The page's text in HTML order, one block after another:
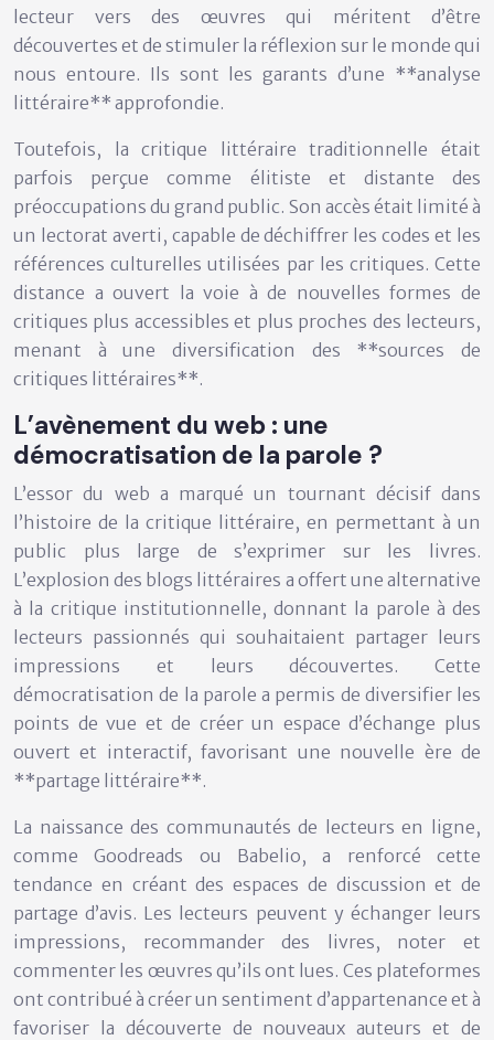
lecteur vers des œuvres qui méritent d’être
découvertes et de stimuler la réflexion sur le monde qui
nous entoure. Ils sont les garants d’une **analyse
littéraire** approfondie.
Toutefois, la critique littéraire traditionnelle était
parfois perçue comme élitiste et distante des
préoccupations du grand public. Son accès était limité à
un lectorat averti, capable de déchiffrer les codes et les
références culturelles utilisées par les critiques. Cette
distance a ouvert la voie à de nouvelles formes de
critiques plus accessibles et plus proches des lecteurs,
menant à une diversification des **sources de
critiques littéraires**.
L’avènement du web : une
démocratisation de la parole ?
L’essor du web a marqué un tournant décisif dans
l’histoire de la critique littéraire, en permettant à un
public plus large de s’exprimer sur les livres.
L’explosion des blogs littéraires a offert une alternative
à la critique institutionnelle, donnant la parole à des
lecteurs passionnés qui souhaitaient partager leurs
impressions et leurs découvertes. Cette
démocratisation de la parole a permis de diversifier les
points de vue et de créer un espace d’échange plus
ouvert et interactif, favorisant une nouvelle ère de
**partage littéraire**.
La naissance des communautés de lecteurs en ligne,
comme Goodreads ou Babelio, a renforcé cette
tendance en créant des espaces de discussion et de
partage d’avis. Les lecteurs peuvent y échanger leurs
impressions, recommander des livres, noter et
commenter les œuvres qu’ils ont lues. Ces plateformes
ont contribué à créer un sentiment d’appartenance et à
favoriser la découverte de nouveaux auteurs et de